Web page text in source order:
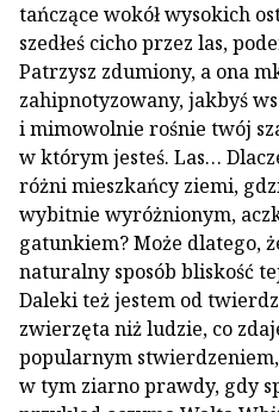
tańczące wokół wysokich
szedłeś cicho przez las,
Patrzysz zdumiony, a ona
zahipnotyzowany, jakbyś
i mimowolnie rośnie twój
w którym jesteś. Las…
różni mieszkańcy ziemi,
wybitnie wyróżnionym,
gatunkiem? Może dlatego,
naturalny sposób bliskość
Daleki też jestem od
zwierzęta niż ludzie, co
popularnym
w tym ziarno prawdy, gdy